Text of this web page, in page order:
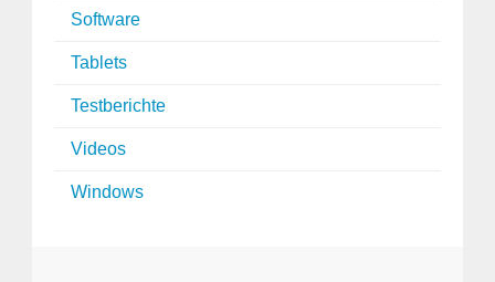
Software
Tablets
Testberichte
Videos
Windows